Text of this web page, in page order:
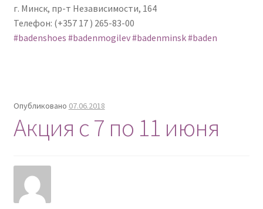
г. Минск, пр-т Независимости, 164
Телефон: (+357 17 ) 265-83-00
#badenshoes #badenmogilev#badenminsk#baden
Опубликовано 07.06.2018
Акция с 7 по 11 июня